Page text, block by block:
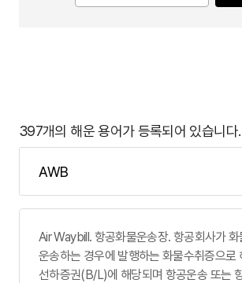
397개의 해운 용어가 등록되어 있습니다.
Air Waybill. 항공화물운송장. 항공회사가
운송하는 경우에 발행하는 화물수취증으로
선하증권(B/L)에 해당되며 항공운송 또는